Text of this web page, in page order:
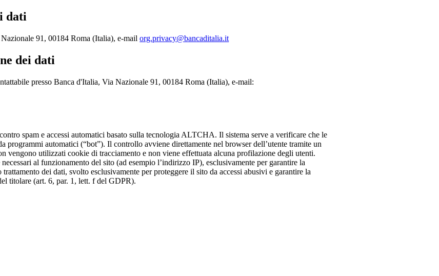
dati
91, 00184 Roma (Italia), e-mailorg.privacy@bancaditalia.it
dei dati
presso Banca d'Italia, Via Nazionale 91, 00184 Roma (Italia), e-mail:
spam e accessi automatici basato sulla tecnologia ALTCHA. Il sistema serve a verificare che le
programmi automatici (“bot”). Il controllo avviene direttamente nel browser dell’utente tramite un
vengono utilizzati cookie di tracciamento e non viene effettuata alcuna profilazione degli utenti.
al funzionamento del sito (ad esempio l’indirizzo IP), esclusivamente per garantire la
dei dati, svolto esclusivamente per proteggere il sito da accessi abusivi e garantire la
titolare (art. 6, par. 1, lett. f del GDPR).